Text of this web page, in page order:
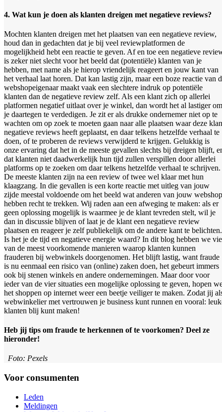
4. Wat kun je doen als klanten dreigen met negatieve reviews?
Mochten klanten dreigen met het plaatsen van een negatieve review,
houd dan in gedachten dat je bij veel reviewplatformen de
mogelijkheid hebt een reactie te geven. Af en toe een negatieve
is zeker niet slecht voor het beeld dat (potentiële) klanten van je
hebben, met name als je hierop vriendelijk reageert en jouw kant van
het verhaal laat horen. Dat kan lastig zijn, maar een boze reactie van
webshopeigenaar maakt vaak een slechtere indruk op potentiële
klanten dan de negatieve review zelf. Als een klant zich op allerlei
platformen negatief uitlaat over je winkel, dan wordt het al lastiger om
je daartegen te verdedigen. Je zit er als drukke ondernemer niet op te
wachten om op zoek te moeten gaan naar alle plaatsen waar deze
negatieve reviews heeft geplaatst, en daar telkens hetzelfde verhaal te
doen, of te proberen de reviews verwijderd te krijgen. Gelukkig is
onze ervaring dat het in de meeste gevallen slechts bij dreigen blijft,
dat klanten niet daadwerkelijk hun tijd zullen verspillen door allerlei
platforms op te zoeken om daar telkens hetzelfde verhaal te schrijven.
De meeste klanten zijn na een review of twee wel klaar met hun
klaagzang. In die gevallen is een korte reactie met uitleg van jouw
zijde meestal voldoende om het beeld wat anderen van jouw webshop
hebben recht te trekken. Wij raden aan een afweging te maken: als er
geen oplossing mogelijk is waarmee je de klant tevreden stelt, wil je
dan in discussie blijven of laat je de klant een negatieve review
plaatsen en reageer je zelf publiekelijk om de andere kant te belichten.
Is het je de tijd en negatieve energie waard? In dit blog hebben we
van de meest voorkomende manieren waarop klanten kunnen
frauderen bij webwinkels doorgenomen. Het blijft lastig, want fraude
is nu eenmaal een risico van (online) zaken doen, het gebeurt immers
ook bij stenen winkels en andere ondernemingen. Maar door voor
ieder van de vier situaties een mogelijke oplossing te geven, hopen
het shoppen op internet weer een beetje veiliger te maken. Zodat jij
webwinkelier met vertrouwen je business kunt runnen en vooral:
klanten blij kunt maken!
Heb jij tips om fraude te herkennen of te voorkomen? Deel ze
hieronder!
Foto: Pexels
Voor consumenten
Leden
Meldingen